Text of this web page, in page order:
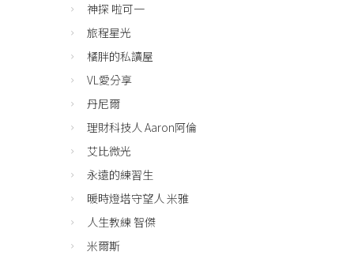
神探 啦可一
旅程星光
橘胖的私讀屋
VL愛分享
丹尼爾
理財科技人 Aaron阿倫
艾比微光
永遠的練習生
暖時燈塔守望人 米雅
人生教練 智傑
米爾斯